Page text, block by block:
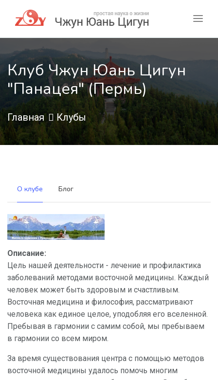
Клуб Чжун Юань Цигун
"Панацея" (Пермь)
Главная Клубы
О клубе Блог
Описание:
Цель нашей деятельности - лечение и профилактика
заболеваний методами восточной медицины. Каждый
человек может быть здоровым и счастливым.
Восточная медицина и философия, рассматривают
человека как единое целое, уподобляя его вселенной.
Пребывая в гармонии с самим собой, мы пребываем
в гармонии со всем миром.
За время существования центра с помощью методов
восточной медицины удалось помочь многим